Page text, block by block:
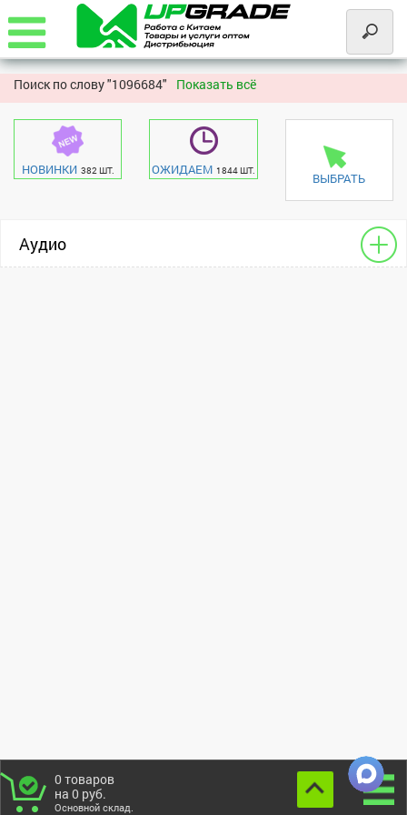
Поиск по слову "1096684" Показать всё
НОВИНКИ 382 ШТ. ОЖИДАЕМ 1844 ШТ. ВЫБРАТЬ
Аудио
0 товаров
на 0 руб.
Основной склад.